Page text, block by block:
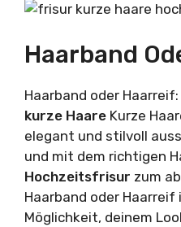
Haarband
Haarband oder
kurze Haare Kurze
elegant und stilvoll
und mit dem richtigen
Hochzeitsfrisur zum
Haarband oder
Möglichkeit, deinem